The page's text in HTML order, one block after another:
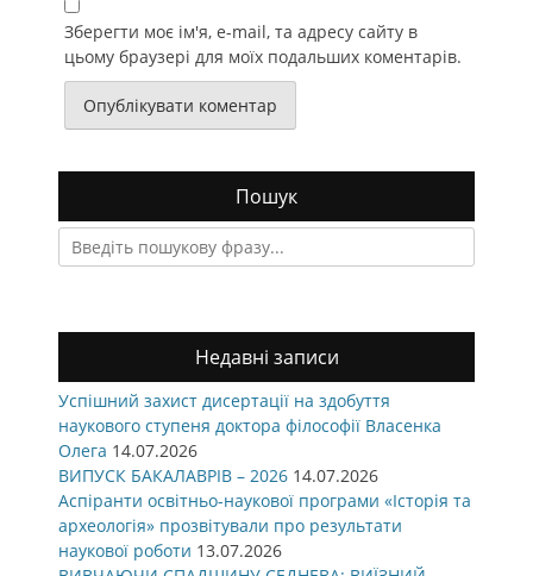
Зберегти моє ім'я, e-mail, та адресу сайту в
цьому браузері для моїх подальших коментарів.
Пошук
Search
for:
Недавні записи
Успішний захист дисертації на здобуття
наукового ступеня доктора філософії Власенка
Олега 14.07.2026
ВИПУСК БАКАЛАВРІВ – 2026 14.07.2026
Аспіранти освітньо-наукової програми «Історія та
археологія» прозвітували про результати
наукової роботи 13.07.2026